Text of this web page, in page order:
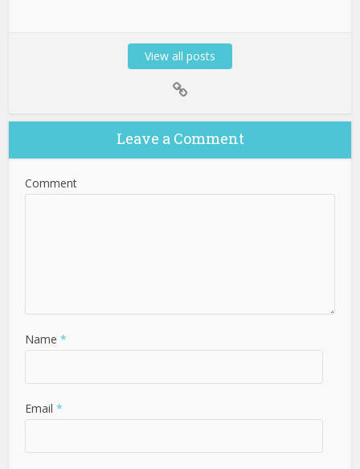
View all posts
Leave a Comment
Comment
Name *
Email *